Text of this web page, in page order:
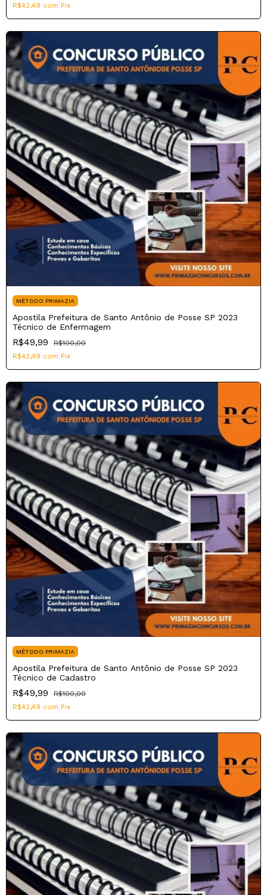
R$42,49 com Pix
MÉTODO PRIMAZIA
Apostila Prefeitura de Santo Antônio de Posse SP 2023
Técnico de Enfermagem
R$49,99
R$100,00
R$42,49 com Pix
MÉTODO PRIMAZIA
Apostila Prefeitura de Santo Antônio de Posse SP 2023
Técnico de Cadastro
R$49,99
R$100,00
R$42,49 com Pix